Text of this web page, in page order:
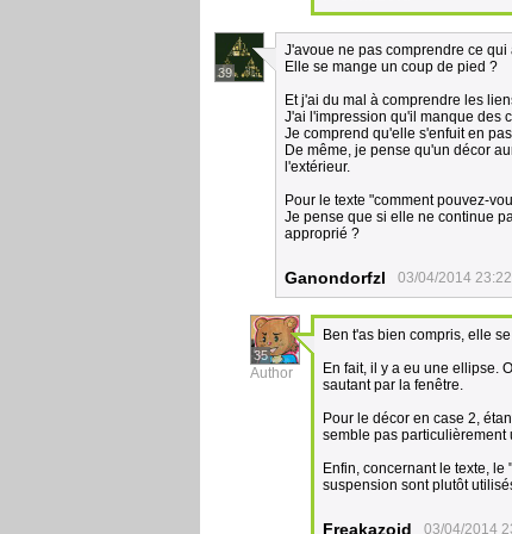
39
J'avoue ne pas comprendre ce
Elle se mange un coup de pied ?
Et j'ai du mal à comprendre les
J'ai l'impression qu'il manque des
Je comprend qu'elle s'enfuit en
De même, je pense qu'un décor
l'extérieur.
Pour le texte "comment pouvez-
Je pense que si elle ne continue
approprié ?
Ganondorfzl 03/04/2014
35
Author
Ben t'as bien compris, elle
En fait, il y a eu une ellipse.
sautant par la fenêtre.
Pour le décor en case 2,
semble pas particulièrement
Enfin, concernant le texte,
suspension sont plutôt
Freakazoid 03/04/2014